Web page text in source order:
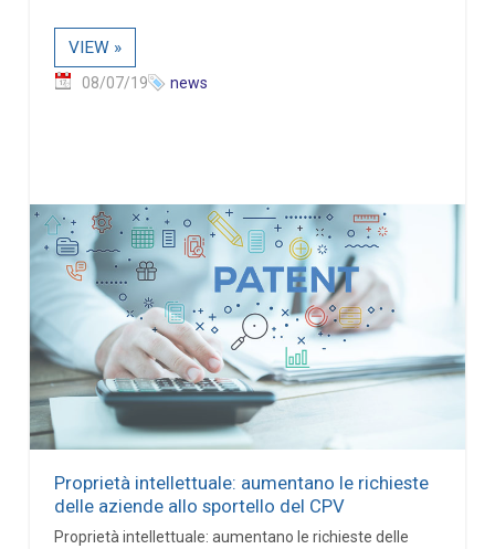
VIEW »
08/07/19 news
Proprietà intellettuale: aumentano le richieste
delle aziende allo sportello del CPV
Proprietà intellettuale: aumentano le richieste delle